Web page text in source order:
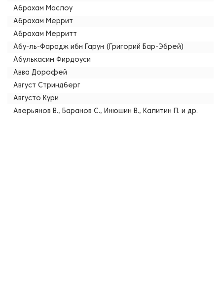
Абрахам Маслоу
Абрахам Меррит
Абрахам Мерритт
Абу-ль-Фарадж ибн Гарун (Григорий Бар-Эбрей)
Абулькасим Фирдоуси
Авва Дорофей
Август Стриндберг
Августо Кури
Аверьянов В., Баранов С., Инюшин В., Калитин П. и др.